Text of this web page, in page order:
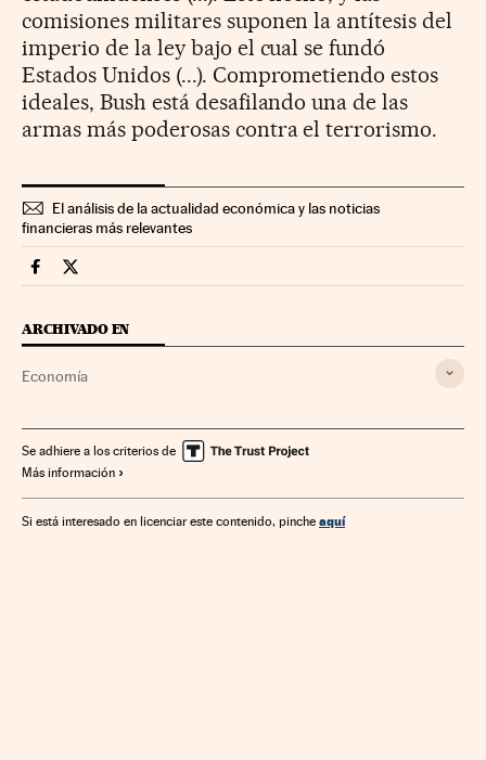
comisiones militares suponen la antítesis del
imperio de la ley bajo el cual se fundó
Estados Unidos (...). Comprometiendo estos
ideales, Bush está desafilando una de las
armas más poderosas contra el terrorismo.
El análisis de la actualidad económica y las noticias
financieras más relevantes
Economia Cinco Días en Facebook
Economia Cinco Días en Twitter
ARCHIVADO EN
Economía
Se adhiere a los criterios de
Más información
Si está interesado en licenciar este contenido, pinche aquí